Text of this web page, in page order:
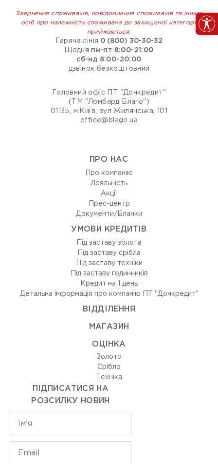
Звернення споживачів, повідомлення споживачів та інших
осіб про належність споживача до захищеної категорії
приймаються:
Гаряча лінія 0 (800) 30-30-32
Щодня пн-пт 8:00-21:00
сб-нд 8:00-20:00
дзвінок безкоштовний
Головний офіс ПТ "Донкредит"
(ТМ "Ломбард Благо")
01135, м.Київ, вул Жилянська, 101
office@blago.ua
ПРО НАС
Про компанію
Лояльність
Акції
Прес-центр
Документи/Бланки
УМОВИ КРЕДИТІВ
Під заставу золота
Під заставу срібла
Під заставу техніки
Під заставу годинників
Кредит на 1 день
Детальна інформація про компанію ПТ "Донкредит"
ВIДДIЛЕННЯ
МАГАЗИН
ОЦIНКА
Золото
Срiбло
Технiка
ПІДПИСАТИСЯ НА
РОЗСИЛКУ НОВИН